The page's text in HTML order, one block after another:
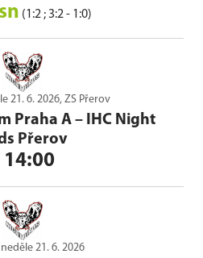
(1:2 ; 3:2 - 1:0)
21. 6. 2026, ZS Přerov
Praha A– IHC Night
Přerov
14:00
21. 6. 2026